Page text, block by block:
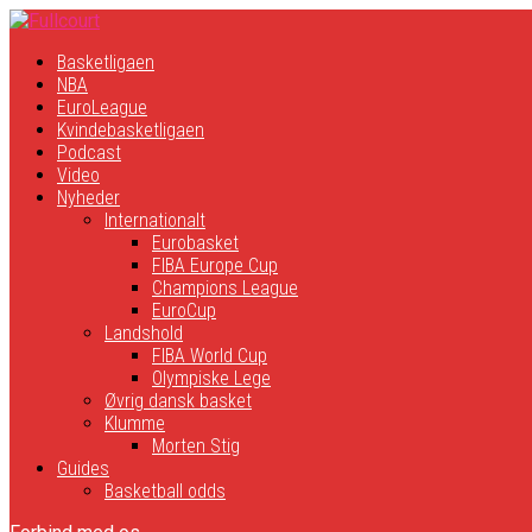
Basketligaen
NBA
EuroLeague
Kvindebasketligaen
Podcast
Video
Nyheder
Internationalt
Eurobasket
FIBA Europe Cup
Champions League
EuroCup
Landshold
FIBA World Cup
Olympiske Lege
Øvrig dansk basket
Klumme
Morten Stig
Guides
Basketball odds